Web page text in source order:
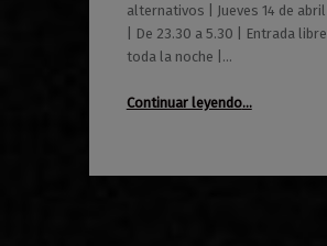
alternativos | Jueves 14 de abril
| De 23.30 a 5.30 | Entrada libre
toda la noche |…
Continuar leyendo…